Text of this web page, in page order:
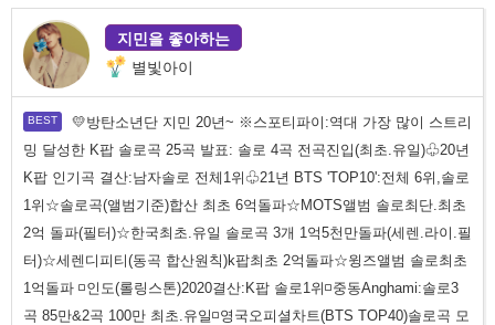
지민을 좋아하는
별빛아이
💛방탄소년단 지민 20년~ ※스포티파이:역대 가장 많이 스트리
밍 달성한 K팝 솔로곡 25곡 발표: 솔로 4곡 전곡진입(최초.유일)♧20년
K팝 인기곡 결산:남자솔로 전체1위♧21년 BTS 'TOP10':전체 6위,솔로
1위☆솔로곡(앨범기준)합산 최초 6억돌파☆MOTS앨범 솔로최단.최초
2억 돌파(필터)☆한국최초.유일 솔로곡 3개 1억5천만돌파(세렌.라이.필
터)☆세렌디피티(동곡 합산원칙)k팝최초 2억돌파☆윙즈앨범 솔로최초
1억돌파 ◽인도(롤링스톤)2020결산:K팝 솔로1위◽중동Anghami:솔로3
곡 85만&2곡 100만 최초.유일◽영국오피셜차트(BTS TOP40)솔로곡 모